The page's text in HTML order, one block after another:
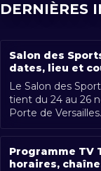
DERNIÈRES
Salon des
dates, lieu et
Le Salon des
tient du 24 au 26
Porte de
couverture Radio
Programme TV
horaires,